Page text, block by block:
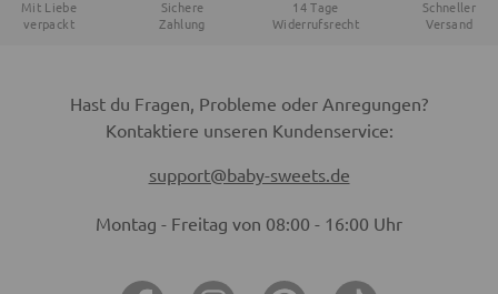
Mit Liebe
verpackt
Sichere
Zahlung
14 Tage
Widerrufsrecht
Schneller
Versand
Hast du Fragen, Probleme oder Anregungen?
Kontaktiere unseren Kundenservice:
support@baby-sweets.de
Montag - Freitag von 08:00 - 16:00 Uhr